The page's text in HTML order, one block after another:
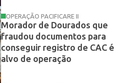
OPERAÇÃO PACIFICARE II
Morador de Dourados que
fraudou documentos para
conseguir registro de CAC é
alvo de operação